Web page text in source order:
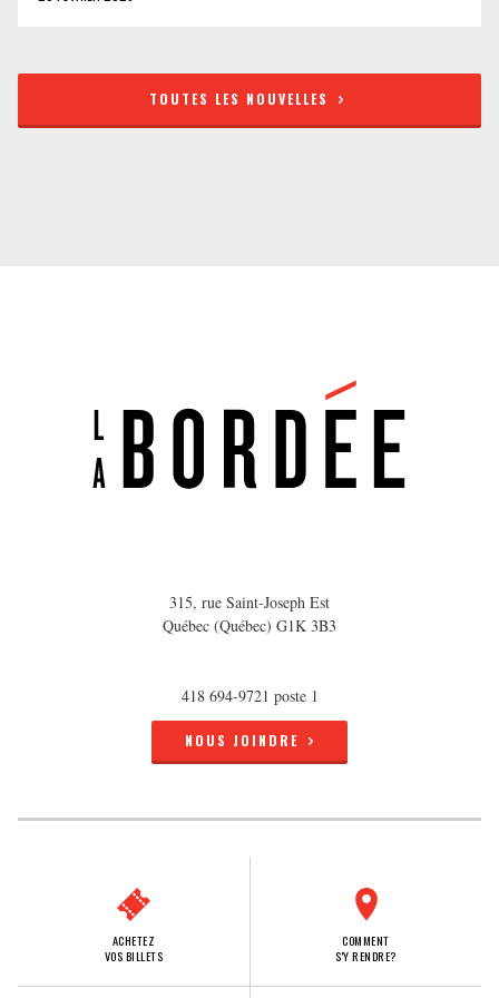
TOUTES LES NOUVELLES
315, rue Saint-Joseph Est
Québec (Québec) G1K 3B3
418 694-9721 poste 1
NOUS JOINDRE
ACHETEZ
VOS BILLETS
COMMENT
S'Y RENDRE?